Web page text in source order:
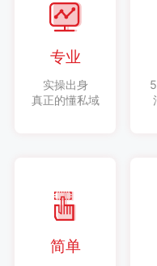
专业
实操出身
真正的懂私域
简单